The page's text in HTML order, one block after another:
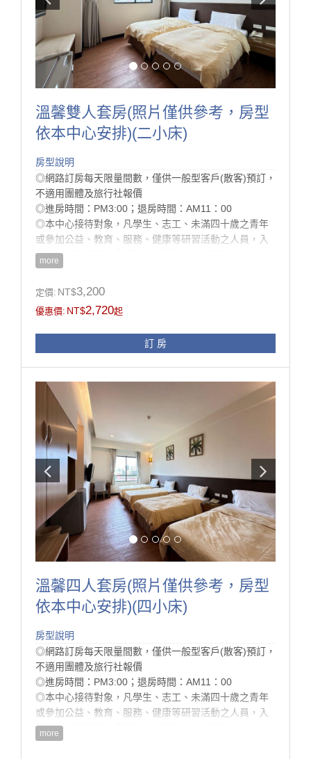
溫馨雙人套房(照片僅供參考，房型
依本中心安排)(二小床)
房型說明
◎網路訂房每天限量間數，僅供一般型客戶(散客)預訂，
不適用團體及旅行社報價
◎進房時間：PM3:00；退房時間：AM11：00
◎本中心接待對象，凡學生、志工、未滿四十歲之青年
或參加公益、教育、服務、健康等研習活動之人員，入
住時須出示相關身分證件，始得按規定辦理入住。
◎為配合環保署減塑計畫， 本中心將於113/7/1 起不再
提供一次性備品與瓶裝水， 提醒您，記得攜帶個人旅行
用備品!
32吋液晶螢幕、衛浴乾溼分離、洗髮精、沐浴乳、吹風
※本中心接待對象，凡學生、志工、未滿四十歲之青年
或參加公益、教育、服務、健康等研習活動之人員，皆
可辦理入住。
房型設備
more
定價: NT$3,200
優惠價: NT$2,720起
訂 房
溫馨四人套房(照片僅供參考，房型
依本中心安排)(四小床)
房型說明
◎網路訂房每天限量間數，僅供一般型客戶(散客)預訂，
不適用團體及旅行社報價
◎進房時間：PM3:00；退房時間：AM11：00
◎本中心接待對象，凡學生、志工、未滿四十歲之青年
或參加公益、教育、服務、健康等研習活動之人員，入
住時須出示相關身分證件，始得按規定辦理入住。
◎為配合環保署減塑計畫， 本中心將於113/7/1 起不再
more